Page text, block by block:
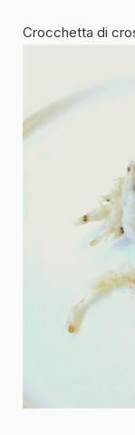
Crocchetta di